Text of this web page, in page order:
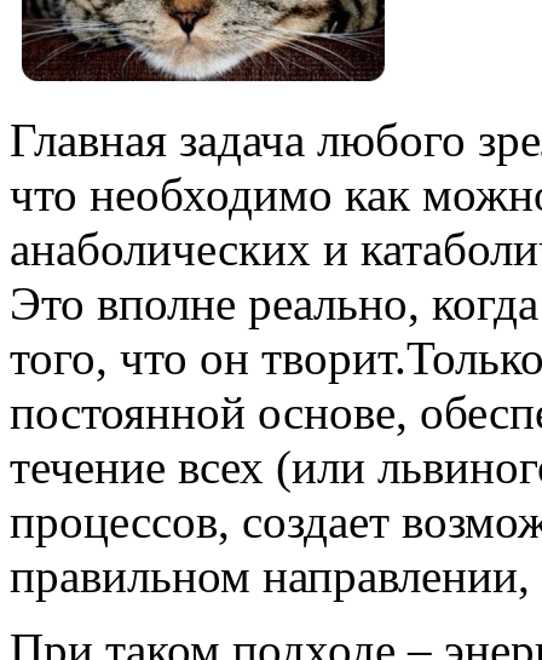
Главная задача любого
что необходимо как
анаболических и
Это вполне реально,
того, что он
постоянной основе,
течение всех (или
процессов, создает
правильном